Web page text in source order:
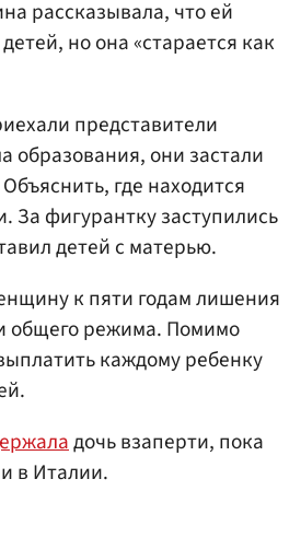
рассказывала, что ей
но она «старается как
представители
образования, они застали
где находится
За фигурантку заступились
детей с матерью.
к пяти годам лишения
общего режима. Помимо
каждому ребенку
дочь взаперти, пока
в Италии.